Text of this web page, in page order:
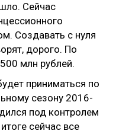
Сейчас
Создавать с нуля
дорого. По
500 млн рублей.
приниматься по
сезону 2016-
под контролем
сейчас все